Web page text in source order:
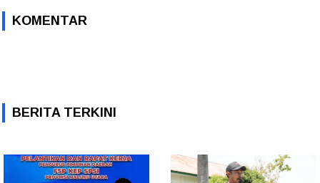
KOMENTAR
BERITA TERKINI